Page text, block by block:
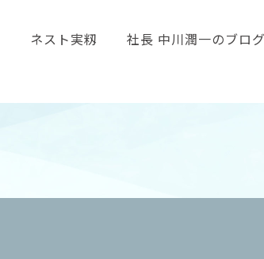
ネスト実籾 社長 中川潤一のブロ